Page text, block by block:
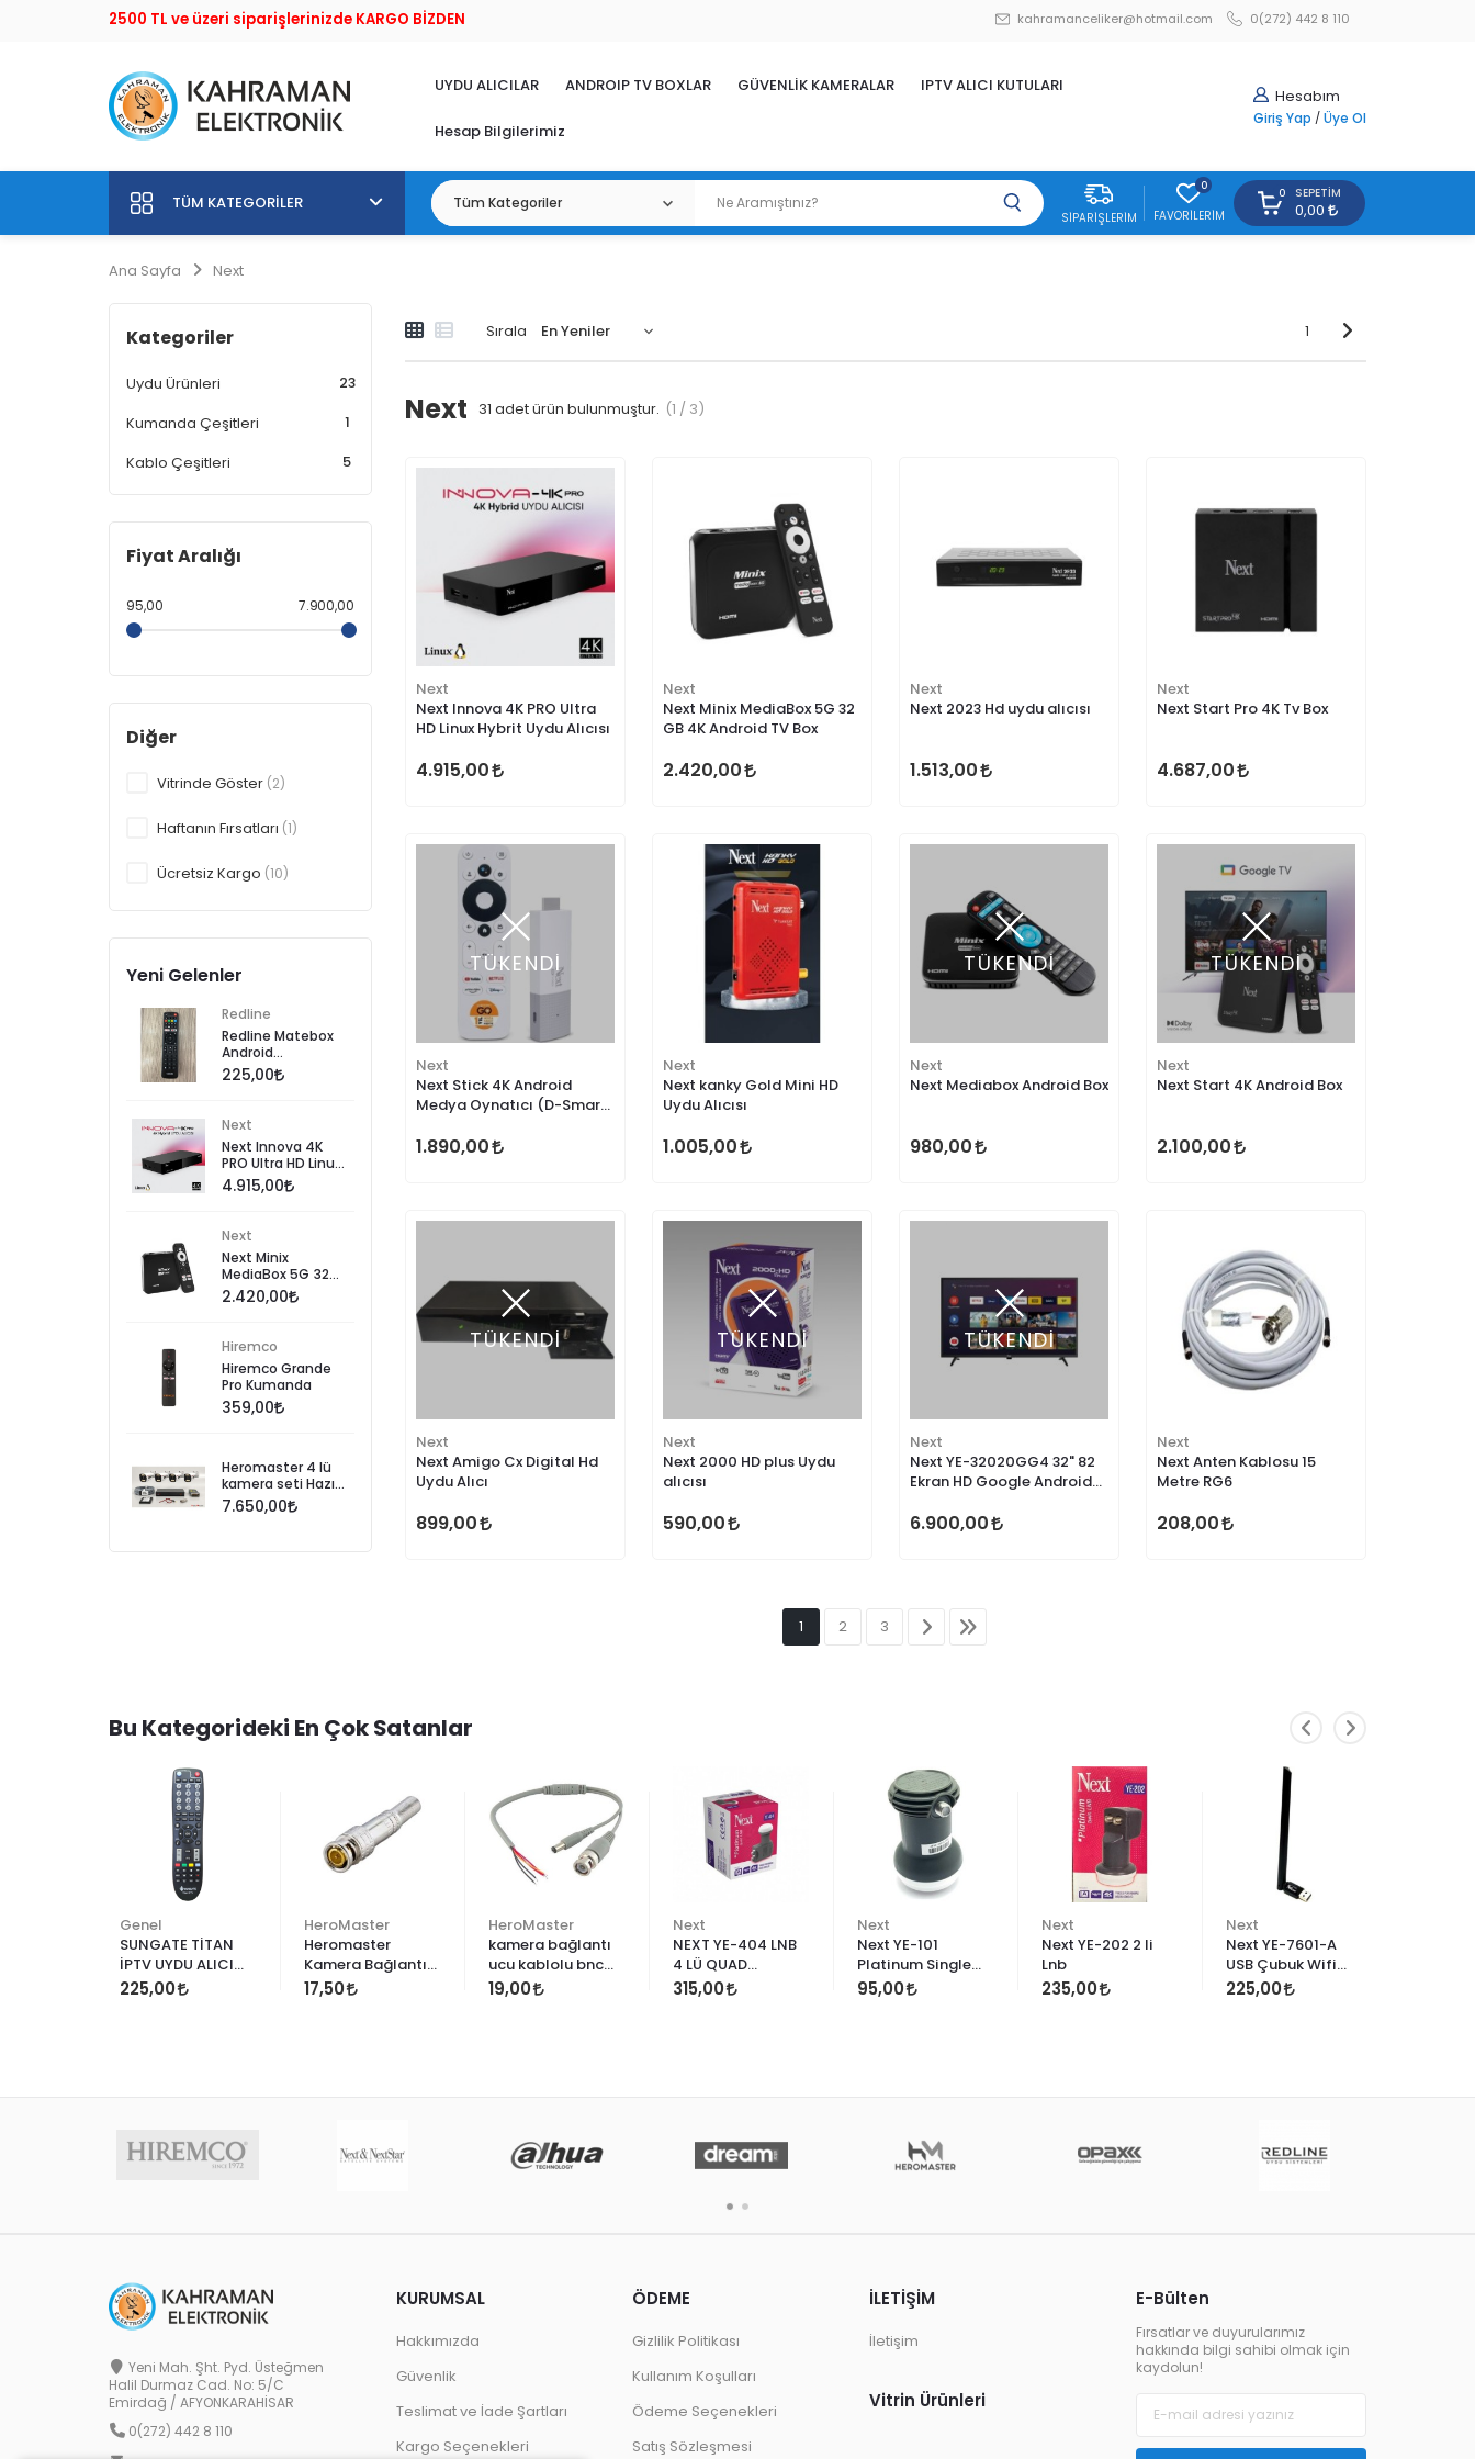
2500 TL ve üzeri siparişlerinizde KARGO BİZDEN kahramanceliker@hotmail.com 0(272) 442 8 110
Hesabım
Giriş Yap / Üye Ol
UYDU ALICILAR ANDROIP TV BOXLAR GÜVENLİK KAMERALAR IPTV ALICI KUTULARI
Hesap Bilgilerimiz
TÜM KATEGORILER
SIPARIŞLERIM
0
FAVORILERIM
0 SEPETIM
0,00
Ana Sayfa Next
Sırala 1
Next 31 adet ürün bulunmuştur. (1 / 3)
Next
Next Innova 4K PRO Ultra
HD Linux Hybrit Uydu Alıcısı
4.915,00
Next
Next Minix MediaBox 5G 32
GB 4K Android TV Box
2.420,00
Next
Next 2023 Hd uydu alıcısı
1.513,00
Next
Next Start Pro 4K Tv Box
4.687,00
TÜKENDİ
Next
Next Stick 4K Android
Medya Oynatıcı (D-Smart
Hediye)
1.890,00
Next
Next kanky Gold Mini HD
Uydu Alıcısı
1.005,00
TÜKENDİ
Next
Next Mediabox Android Box
980,00
TÜKENDİ
Next
Next Start 4K Android Box
2.100,00
TÜKENDİ
Next
Next Amigo Cx Digital Hd
Uydu Alıcı
899,00
TÜKENDİ
Next
Next 2000 HD plus Uydu
alıcısı
590,00
TÜKENDİ
Next
Next YE-32020GG4 32" 82
Ekran HD Google Android
6.900,00
Next
Next Anten Kablosu 15
Metre RG6
208,00
1 2 3
Kategoriler
Uydu Ürünleri 23
Kumanda Çeşitleri 1
Kablo Çeşitleri 5
Fiyat Aralığı
95,00 7.900,00
Diğer
Vitrinde Göster (2)
Haftanın Fırsatları (1)
Ücretsiz Kargo (10)
Yeni Gelenler
Redline
Redline Matebox
Android
Kumandası
225,00
Next
Next Innova 4K
PRO Ultra HD Linux
Hybrit Uydu Alıcısı
4.915,00
Next
Next Minix
MediaBox 5G 32
GB 4K Android TV
2.420,00
Hiremco
Hiremco Grande
Pro Kumanda
359,00
Heromaster 4 lü
kamera seti Hazır
set tak çalıştır
7.650,00
Bu Kategorideki En Çok Satanlar
Genel
SUNGATE TİTAN
İPTV UYDU ALICI
AKILLI KUMANDA
225,00
HeroMaster
Heromaster
Kamera Bağlantı
Ucu Yaylı Bnc
17,50
HeroMaster
kamera bağlantı
ucu kablolu bnc
jak konnectör
19,00
Next
NEXT YE-404 LNB
4 LÜ QUAD
PLATINUM
315,00
Next
Next YE-101
Platinum Single
Lnb 0.1db Full HD
95,00
Next
Next YE-202 2 li
Lnb
235,00
Next
Next YE-7601-A
USB Çubuk Wifi
Anten Next 2023
225,00
Yeni Mah. Şht. Pyd. Üsteğmen
Halil Durmaz Cad. No: 5/C
Emirdağ / AFYONKARAHİSAR
0(272) 442 8 110
E-Bülten
Fırsatlar ve duyurularımız
hakkında bilgi sahibi olmak için
kaydolun!
KURUMSAL
Hakkımızda
Güvenlik
Teslimat ve İade Şartları
Kargo Seçenekleri
ÖDEME
Gizlilik Politikası
Kullanım Koşulları
Ödeme Seçenekleri
Satış Sözleşmesi
İLETİŞİM
İletişim
Vitrin Ürünleri